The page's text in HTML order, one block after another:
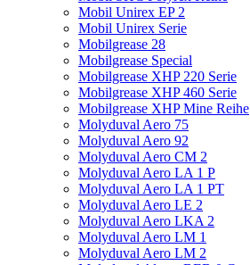
Mobil Unirex EP 2
Mobil Unirex Serie
Mobilgrease 28
Mobilgrease Special
Mobilgrease XHP 220 Serie
Mobilgrease XHP 460 Serie
Mobilgrease XHP Mine Reihe
Molyduval Aero 75
Molyduval Aero 92
Molyduval Aero CM 2
Molyduval Aero LA 1 P
Molyduval Aero LA 1 PT
Molyduval Aero LE 2
Molyduval Aero LKA 2
Molyduval Aero LM 1
Molyduval Aero LM 2